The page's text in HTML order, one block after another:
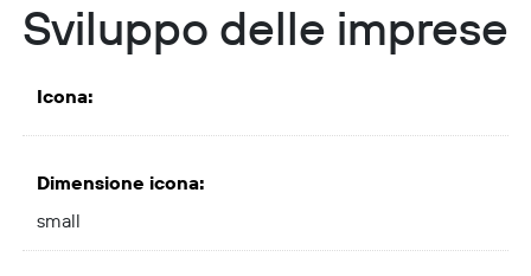
Sviluppo delle imprese
Icona:
Dimensione icona:
small